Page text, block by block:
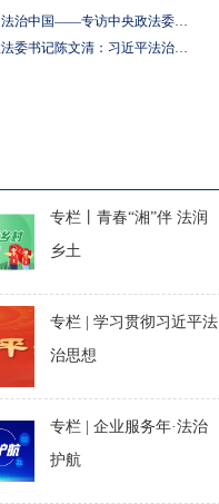
建设更高水平平安中国、法治中国——专访中央政法委秘书长訚柏
中央政治局委员、中央政法委书记陈文清：习近平法治思想是全面依法治国的根本遵循和行动指南
专栏丨青春“湘”伴 法润
乡土
专栏 | 学习贯彻习近平法
治思想
专栏 | 企业服务年·法治
护航